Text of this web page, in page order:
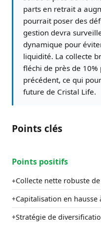
parts en retrait a
pourrait poser des
gestion devra
dynamique pour
liquidité. La collecte
fléchi de près de
précédent, ce qui
future de Cristal Life.
Points clés
Points positifs
+Collecte nette robuste
+Capitalisation en hausse
+Stratégie de